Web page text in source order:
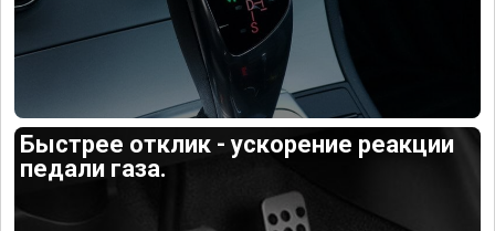
Быстрее отклик - ускорение реакции
педали газа.